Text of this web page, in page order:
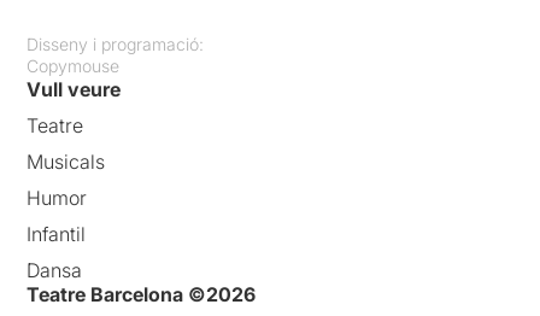
Disseny i programació:
Copymouse
Vull veure
Teatre
Musicals
Humor
Infantil
Dansa
Teatre Barcelona ©2026